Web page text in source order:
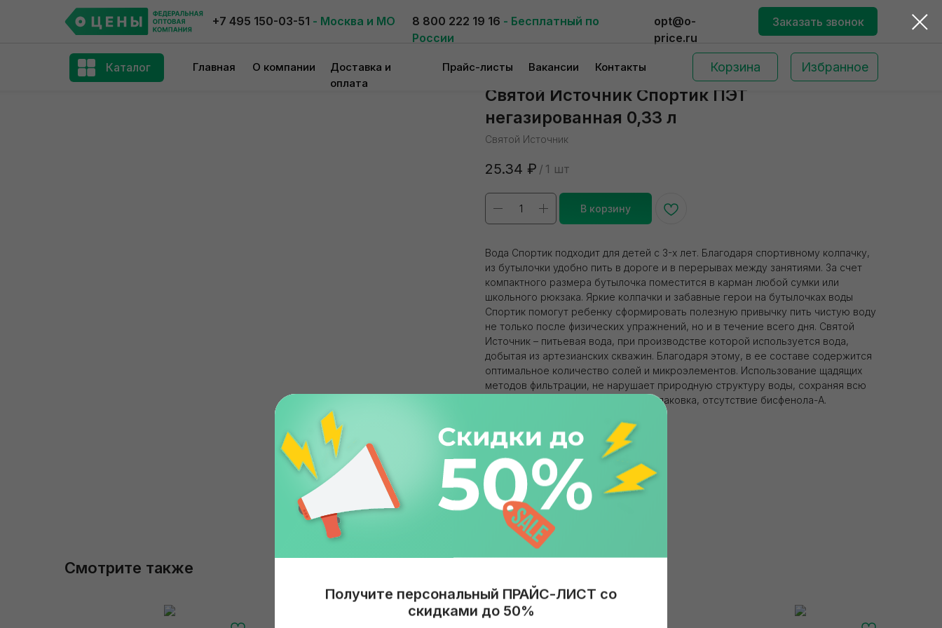
+7 495 150-03-51 - Москва и МО 8 800 222 19 16 - Бесплатный по
России
opt@o-
price.ru
Заказать звонок
Главная
Каталог О компании
Доставка и
оплата
Прайс-листы Вакансии Контакты Корзина Избранное
Святой Источник Спортик ПЭТ
негазированная 0,33 л
Святой Источник
25.34 ₽ / 1 шт
В корзину
Вода Спортик подходит для детей с 3-х лет. Благодаря спортивному колпачку,
из бутылочки удобно пить в дороге и в перерывах между занятиями. За счет
компактного размера бутылочка поместится в карман любой сумки или
школьного рюкзака. Яркие колпачки и забавные герои на бутылочках воды
Спортик помогут ребенку сформировать полезную привычку пить чистую воду
не только после физических упражнений, но и в течение всего дня. Святой
Источник – питьевая вода, при производстве которой используется вода,
добытая из артезианских скважин. Благодаря этому, в ее составе содержится
оптимальное количество солей и микроэлементов. Использование щадящих
методов фильтрации, не нарушает природную структуру воды, сохраняя всю
пользу для человека. Безопасная упаковка, отсутствие бисфенола-А.
Вид продукта: Вода питьевая
Газированность: Негазированная
Объем: 330 мл
Бренд: Святой Источник
Упаковка: ПЭТ
Страна: Россия
Смотрите также
Получите персональный ПРАЙС-ЛИСТ со
скидками до 50%